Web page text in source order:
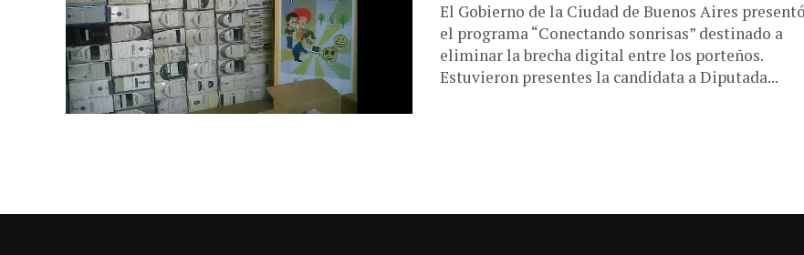
El Gobierno de la Ciudad de Buenos Aires presentó
el programa “Conectando sonrisas” destinado a
eliminar la brecha digital entre los porteños.
Estuvieron presentes la candidata a Diputada...